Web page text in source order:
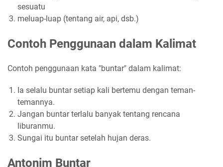
sesuatu
meluap-luap (tentang air, api, dsb.)
Contoh Penggunaan dalam Kalimat
Contoh penggunaan kata "buntar" dalam kalimat:
Ia selalu buntar setiap kali bertemu dengan teman-
temannya.
Jangan buntar terlalu banyak tentang rencana
liburanmu.
Sungai itu buntar setelah hujan deras.
Antonim Buntar